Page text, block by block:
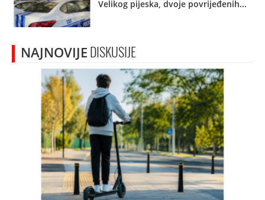
Velikog pijeska, dvoje povrijeđenih
NAJNOVIJE DISKUSIJE